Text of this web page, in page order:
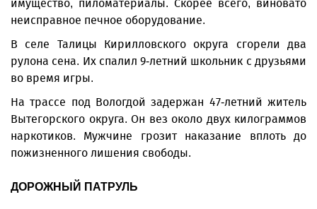
имущество, пиломатериалы. Скорее всего, виновато
неисправное печное оборудование.
В селе Талицы Кирилловского округа сгорели два
рулона сена. Их спалил 9-летний школьник с друзьями
во время игры.
На трассе под Вологдой задержан 47-летний житель
Вытегорского округа. Он вез около двух килограммов
наркотиков. Мужчине грозит наказание вплоть до
пожизненного лишения свободы.
ДОРОЖНЫЙ ПАТРУЛЬ